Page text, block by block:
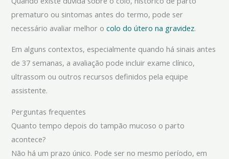
prematuro ou sintomas antes do termo, pode ser
necessário avaliar melhor ocolo do útero na gravidez.
Em alguns contextos, especialmente quando há sinais antes
de 37 semanas, a avaliação pode incluir exame clínico,
ultrassom ou outros recursos definidos pela equipe
assistente.
Perguntas frequentes
Quanto tempo depois do tampão mucoso o parto
acontece?
Não há um prazo único. Pode ser no mesmo período, em